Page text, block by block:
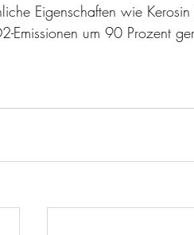
Eigenschaften wie
Emissionen um 90 Prozent